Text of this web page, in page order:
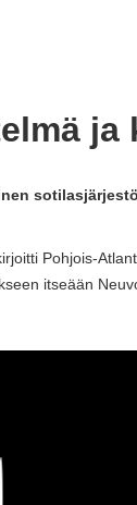
ja
Pohjois-
itseään